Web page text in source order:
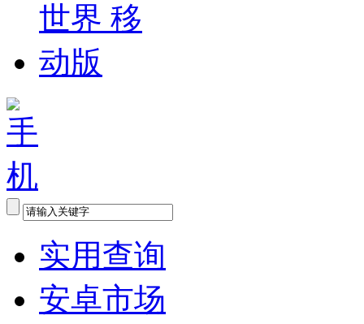
实用查询
安卓市场